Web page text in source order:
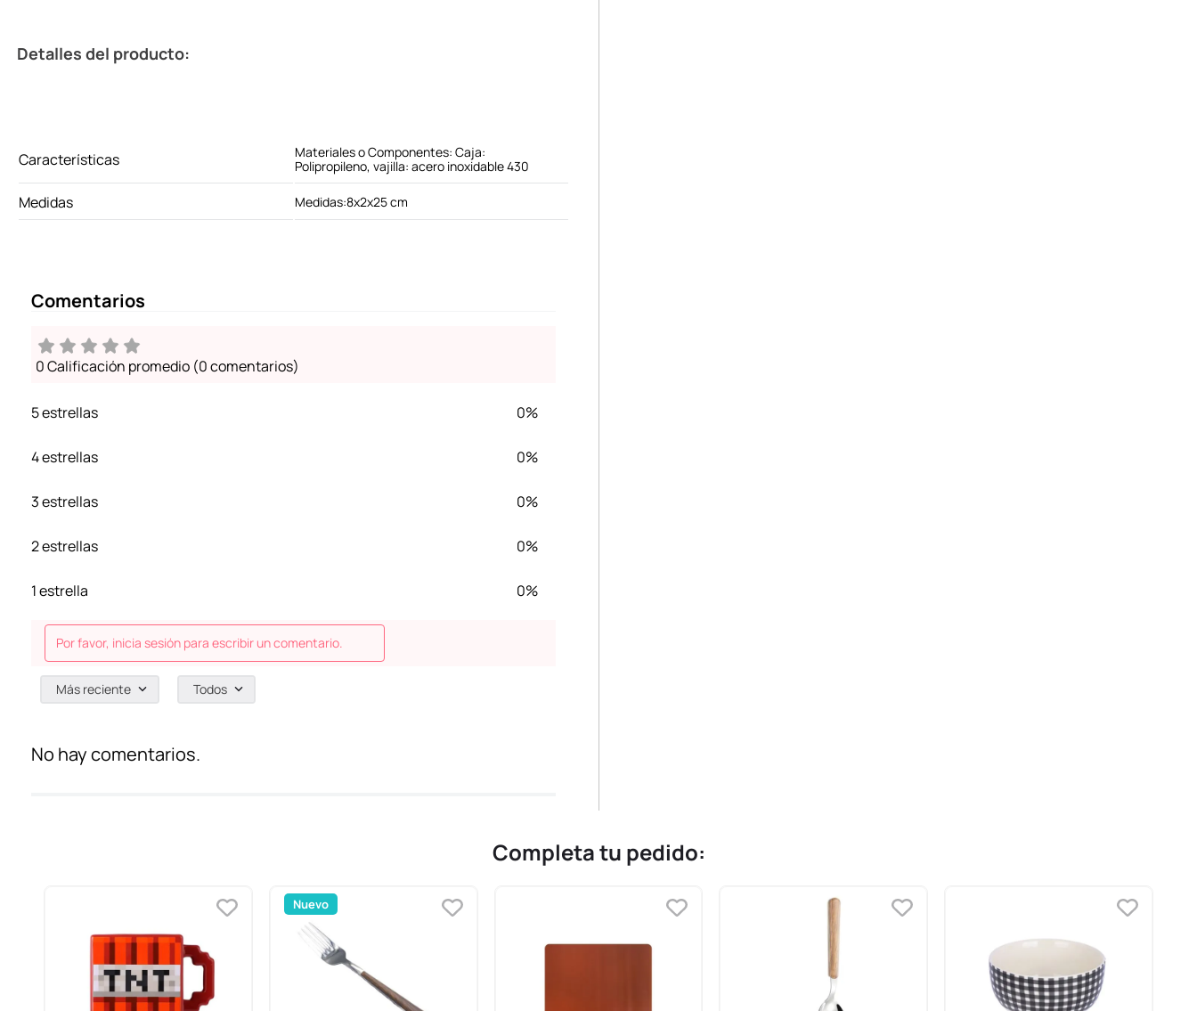
Detalles del producto:
Características
Materiales o Componentes: Caja:
Polipropileno, vajilla: acero inoxidable 430
Medidas Medidas:8x2x25 cm
Comentarios
0 Calificación promedio (0 comentarios)
5 estrellas 0%
4 estrellas 0%
3 estrellas 0%
2 estrellas 0%
1 estrella 0%
Por favor, inicia sesión para escribir un comentario.
Más reciente Todos
No hay comentarios.
Completa tu pedido:
Nuevo